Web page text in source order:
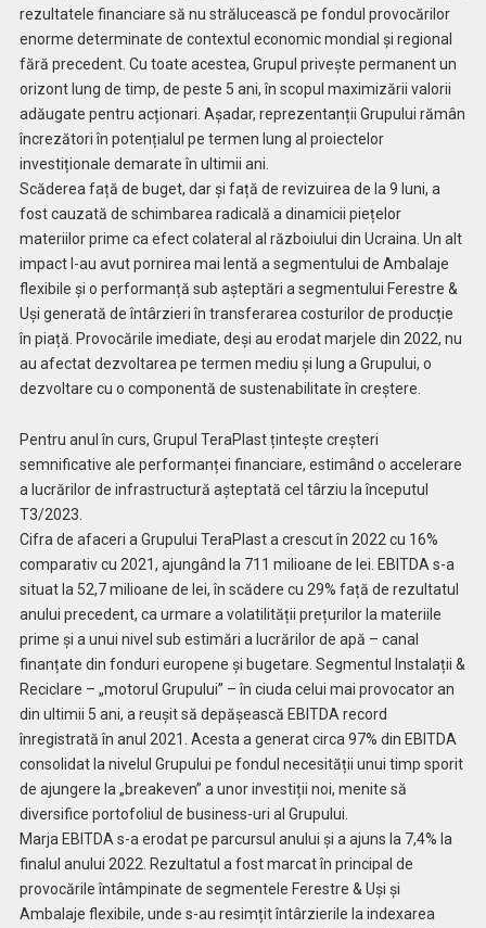
rezultatele financiare să nu strălucească pe fondul provocărilor
enorme determinate de contextul economic mondial și regional
fără precedent. Cu toate acestea, Grupul privește permanent un
orizont lung de timp, de peste 5 ani, în scopul maximizării valorii
adăugate pentru acționari. Așadar, reprezentanții Grupului rămân
încrezători în potențialul pe termen lung al proiectelor
investiționale demarate în ultimii ani.
Scăderea față de buget, dar și față de revizuirea de la 9 luni, a
fost cauzată de schimbarea radicală a dinamicii piețelor
materiilor prime ca efect colateral al războiului din Ucraina. Un alt
impact l-au avut pornirea mai lentă a segmentului de Ambalaje
flexibile și o performanță sub așteptări a segmentului Ferestre &
Uși generată de întârzieri în transferarea costurilor de producție
în piață. Provocările imediate, deși au erodat marjele din 2022, nu
au afectat dezvoltarea pe termen mediu și lung a Grupului, o
dezvoltare cu o componentă de sustenabilitate în creștere.
Pentru anul în curs, Grupul TeraPlast țintește creșteri
semnificative ale performanței financiare, estimând o accelerare
a lucrărilor de infrastructură așteptată cel târziu la începutul
T3/2023.
Cifra de afaceri a Grupului TeraPlast a crescut în 2022 cu 16%
comparativ cu 2021, ajungând la 711 milioane de lei. EBITDA s-a
situat la 52,7 milioane de lei, în scădere cu 29% față de rezultatul
anului precedent, ca urmare a volatilității prețurilor la materiile
prime și a unui nivel sub estimări a lucrărilor de apă – canal
finanțate din fonduri europene și bugetare. Segmentul Instalații &
Reciclare – „motorul Grupului” – în ciuda celui mai provocator an
din ultimii 5 ani, a reușit să depășească EBITDA record
înregistrată în anul 2021. Acesta a generat circa 97% din EBITDA
consolidat la nivelul Grupului pe fondul necesității unui timp sporit
de ajungere la „breakeven” a unor investiții noi, menite să
diversifice portofoliul de business-uri al Grupului.
Marja EBITDA s-a erodat pe parcursul anului și a ajuns la 7,4% la
finalul anului 2022. Rezultatul a fost marcat în principal de
provocările întâmpinate de segmentele Ferestre & Uși și
Ambalaje flexibile, unde s-au resimțit întârzierile la indexarea